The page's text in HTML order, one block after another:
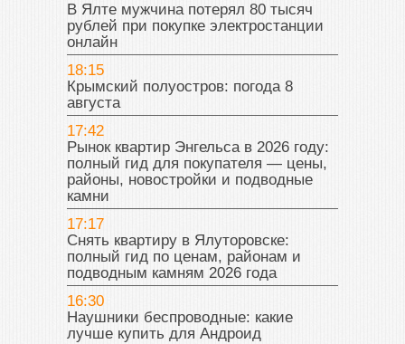
В Ялте мужчина потерял 80 тысяч
рублей при покупке электростанции
онлайн
18:15
Крымский полуостров: погода 8
августа
17:42
Рынок квартир Энгельса в 2026 году:
полный гид для покупателя — цены,
районы, новостройки и подводные
камни
17:17
Снять квартиру в Ялуторовске:
полный гид по ценам, районам и
подводным камням 2026 года
16:30
Наушники беспроводные: какие
лучше купить для Андроид